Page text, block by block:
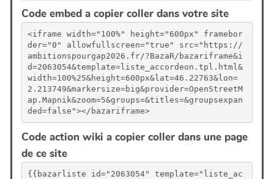
Code embed a copier coller dans votre site
<iframe width="100%" height="600px" framebor
der="0" allowfullscreen="true" src="https://
ambitionspourgap2026.fr/?BazaR/bazariframe&i
d=2063054&template=liste_accordeon.tpl.html&
width=100%25&height=600px&lat=46.22763&lon=
2.213749&markersize=big&provider=OpenStreetM
ap.Mapnik&zoom=5&groups=&titles=&groupsexpan
ded=false"></bazariframe>
Code action wiki a copier coller dans une page
de ce site
{{bazarliste id="2063054" template="liste_ac